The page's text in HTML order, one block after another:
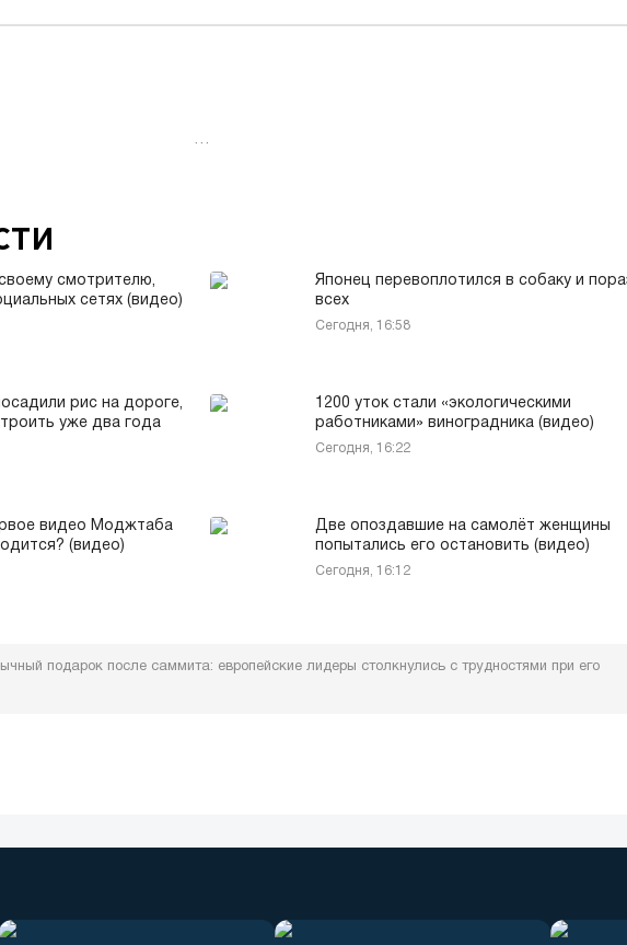
…
смотрителю,
сетях (видео)
Японец перевоплотился в собаку и
всех
Сегодня, 16:58
рис на дороге,
уже два года
1200 уток стали «экологическими
работниками» виноградника (видео)
Сегодня, 16:22
видео Моджтаба
(видео)
Две опоздавшие на самолёт женщины
попытались его остановить (видео)
Сегодня, 16:12
подарок после саммита: европейские лидеры столкнулись с трудностями при его